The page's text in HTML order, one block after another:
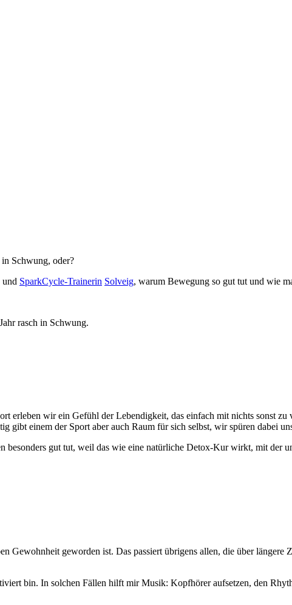
Schwung, oder?
und SparkCycle-Trainerin Solveig, warum Bewegung so gut tut und wie
erleben wir ein Gefühl der Lebendigkeit, das einfach mit nichts sonst zu
gibt einem der Sport aber auch Raum für sich selbst, wir spüren dabei
besonders gut tut, weil das wie eine natürliche Detox-Kur wirkt, mit der
Gewohnheit geworden ist. Das passiert übrigens allen, die über längere
bin. In solchen Fällen hilft mir Musik: Kopfhörer aufsetzen, den